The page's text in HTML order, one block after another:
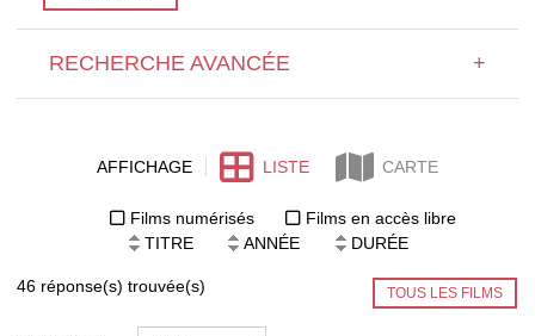
RECHERCHE AVANCÉE +
AFFICHAGE LISTE CARTE
Films numérisés
Films en accès libre
TITRE
ANNÉE DURÉE
TOUS LES FILMS
46 réponse(s) trouvée(s)